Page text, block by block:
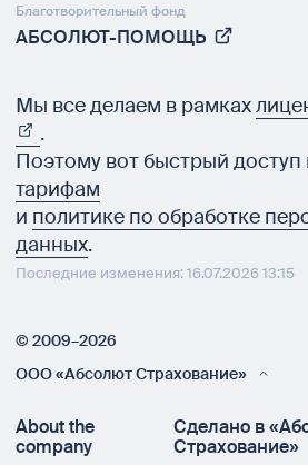
Благотворительный фонд
АБСОЛЮТ-ПОМОЩЬ
Мы все делаем в рамках
.
Поэтому вот быстрый доступ
тарифам
и политике по обработке
данных.
Последние изменения: 16.07.2026 13:15
© 2009–2026
ООО «Абсолют Страхование»
About the
company
Сделано в
Страхование»